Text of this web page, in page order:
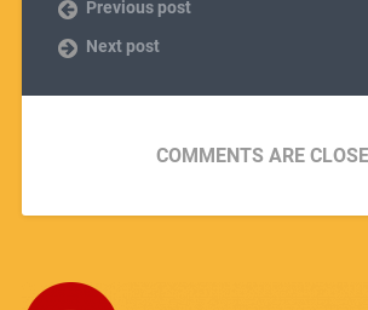
Previous post
Next post
COMMENTS ARE